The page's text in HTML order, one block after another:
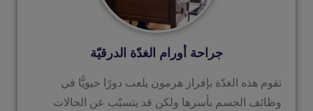
جراحة أورام الغدّة الدرقيّة
تقوم هذه الغدّة بإفراز هرمون يلعب دورًا حيويًّا في
وظائف الجسم بأسرها ولكن قد يتسبّب عن الحالات